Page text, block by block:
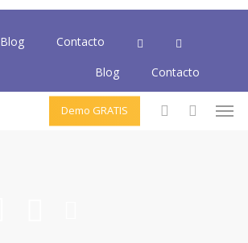
Blog Contacto
Blog Contacto
Demo GRATIS